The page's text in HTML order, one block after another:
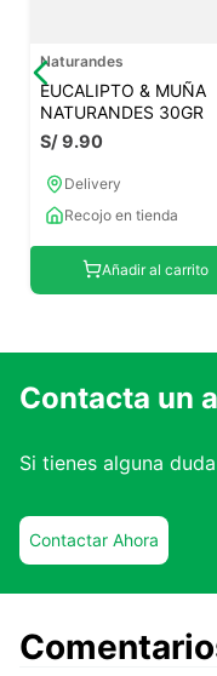
Naturandes
EUCALIPTO & MUÑA
NATURANDES 30GR
S/9.90
Delivery
Recojo en tienda
Añadir al carrito
Contacta un
Si tienes alguna
Contactar Ahora